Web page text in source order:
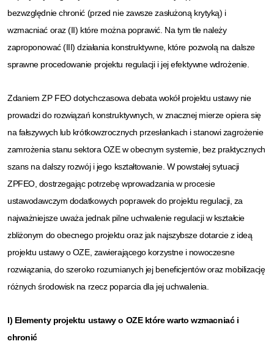
bezwzględnie chronić (przed nie zawsze zasłużoną krytyką) i
wzmacniać oraz (II) które można poprawić. Na tym tle należy
zaproponować (III) działania konstruktywne, które pozwolą na dalsze
sprawne procedowanie projektu regulacji i jej efektywne wdrożenie.
Zdaniem ZP FEO dotychczasowa debata wokół projektu ustawy nie
prowadzi do rozwiązań konstruktywnych, w znacznej mierze opiera się
na fałszywych lub krótkowzrocznych przesłankach i stanowi zagrożenie
zamrożenia stanu sektora OZE w obecnym systemie, bez praktycznych
szans na dalszy rozwój i jego kształtowanie. W powstałej sytuacji
ZPFEO, dostrzegając potrzebę wprowadzania w procesie
ustawodawczym dodatkowych poprawek do projektu regulacji, za
najważniejsze uważa jednak pilne uchwalenie regulacji w kształcie
zbliżonym do obecnego projektu oraz jak najszybsze dotarcie z ideą
projektu ustawy o OZE, zawierającego korzystne i nowoczesne
rozwiązania, do szeroko rozumianych jej beneficjentów oraz mobilizację
różnych środowisk na rzecz poparcia dla jej uchwalenia.
I) Elementy projektu ustawy o OZE które warto wzmacniać i
chronić